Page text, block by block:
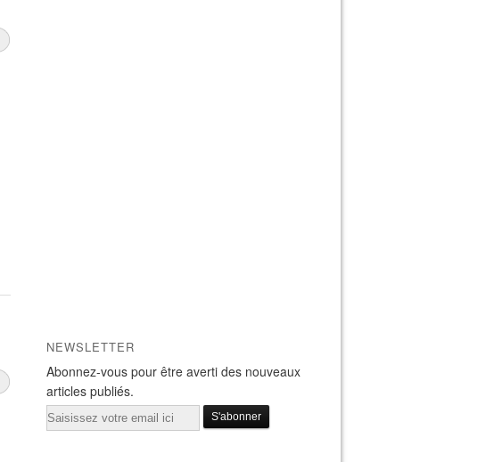
NEWSLETTER
Abonnez-vous pour être averti des nouveaux
articles publiés.
Email